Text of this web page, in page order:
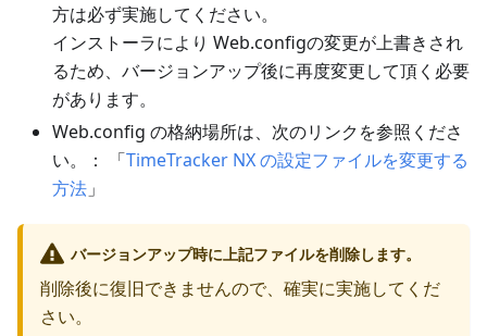
方は必ず実施してください。
インストーラにより Web.configの変更が上書きされ
るため、バージョンアップ後に再度変更して頂く必要
があります。
Web.config の格納場所は、次のリンクを参照くださ
い。： 「TimeTracker NX の設定ファイルを変更する
方法 」
バージョンアップ時に上記ファイルを削除します。
削除後に復旧できませんので、確実に実施してくだ
さい。